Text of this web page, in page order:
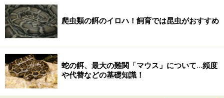
爬虫類の餌のイロハ！飼育では昆虫がおすすめ
蛇の餌、最大の難関「マウス」について…頻度
や代替などの基礎知識！